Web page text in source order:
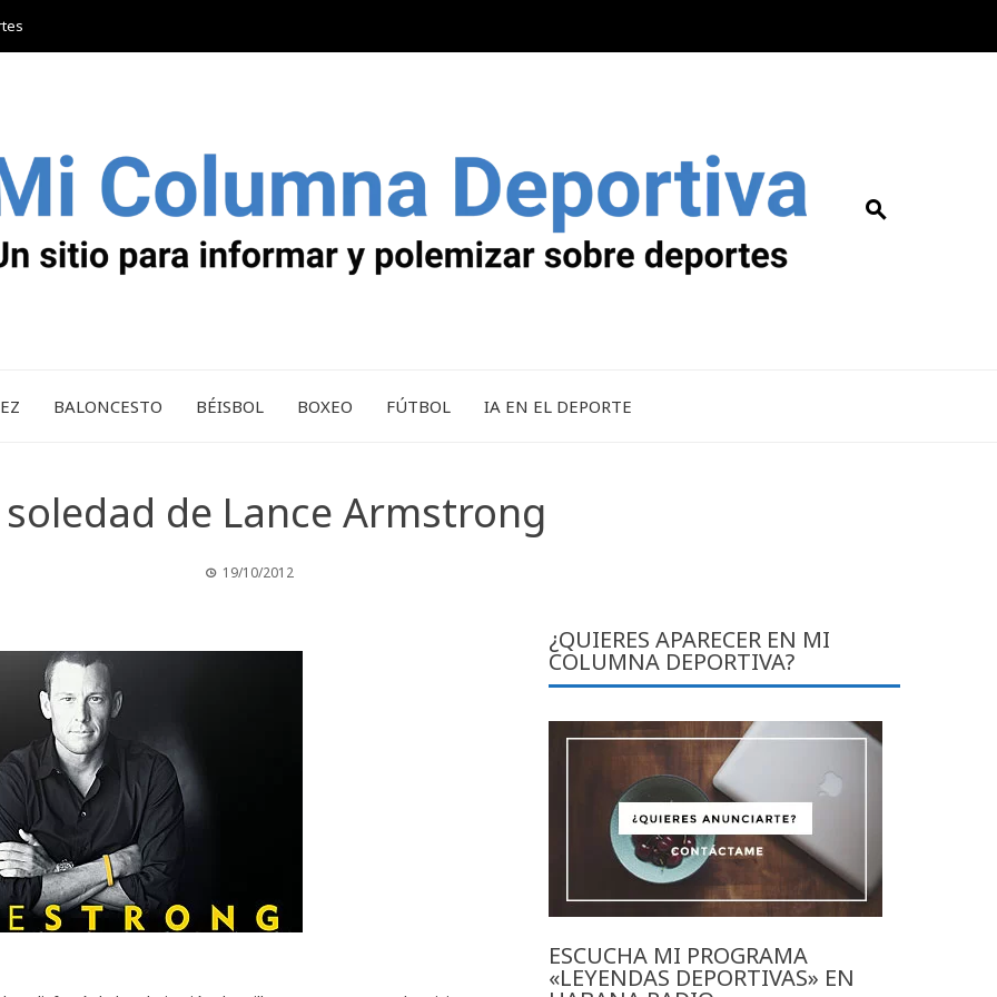
BALONCESTO BÉISBOL BOXEO FÚTBOL IA EN EL DEPORTE
de Lance Armstrong
19/10/2012
¿QUIERES APARECER EN MI
COLUMNA DEPORTIVA?
ESCUCHA MI PROGRAMA
«LEYENDAS DEPORTIVAS» EN